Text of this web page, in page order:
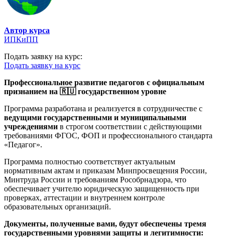
Автор курса
ИПКиПП
Подать заявку на курс:
Подать заявку на курс
Профессиональное развитие педагогов с официальным
признанием на 🇷🇺 государственном уровне
Программа разработана и реализуется в сотрудничестве с
ведущими государственными и муниципальными
учреждениями в строгом соответствии с действующими
требованиями ФГОС, ФОП и профессионального стандарта
«Педагог».
Программа полностью соответствует актуальным
нормативным актам и приказам Минпросвещения России,
Минтруда России и требованиям Рособрнадзора, что
обеспечивает учителю юридическую защищенность при
проверках, аттестации и внутреннем контроле
образовательных организаций.
Документы, полученные вами, будут обеспечены тремя
государственными уровнями защиты и легитимности: